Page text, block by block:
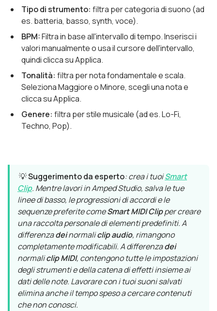
Tipo di strumento: filtra per categoria di suono (ad
es. batteria, basso, synth, voce).
BPM:Filtra in base all'intervallo di tempo. Inserisci i
valori manualmente o usa il cursore dell'intervallo,
quindi clicca su Applica.
Tonalità: filtra per nota fondamentale e scala.
Seleziona Maggiore o Minore, scegli una nota e
clicca su Applica.
Genere: filtra per stile musicale (ad es. Lo-Fi,
Techno, Pop).
💡Suggerimento da esperto: crea i tuoiSmart
Clip. Mentre lavori in Amped Studio, salva le tue
linee di basso, le progressioni di accordi e le
sequenze preferite comeSmart MIDI Clipper creare
una raccolta personale di elementi predefiniti. A
differenzadeinormaliclip audio, rimangono
completamente modificabili. A differenzadei
normaliclip MIDI, contengono tutte le impostazioni
degli strumenti e della catena di effetti insieme ai
dati delle note. Lavorare con i tuoi suoni salvati
elimina anche il tempo speso a cercare contenuti
che non conosci.